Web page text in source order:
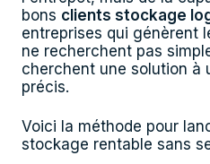
bons clients stockage
entreprises qui génèrent
ne recherchent pas
cherchent une solution à
précis.
Voici la méthode pour
stockage rentable sans